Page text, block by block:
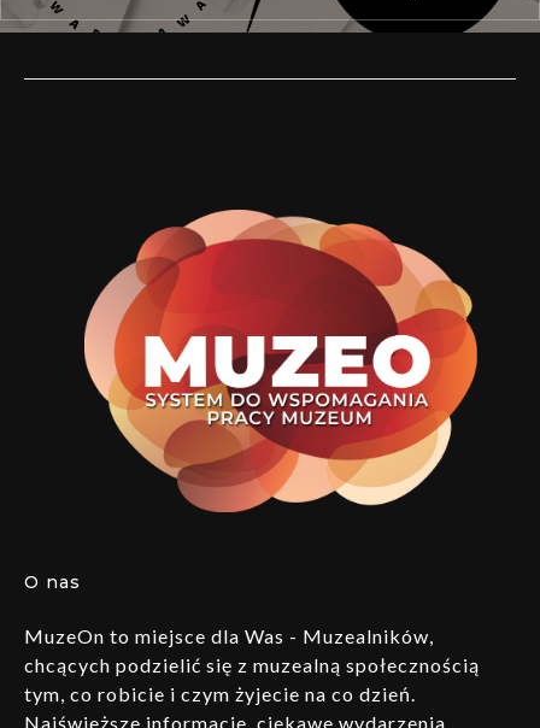
O nas
MuzeOn to miejsce dla Was - Muzealników,
chcących podzielić się z muzealną społecznością
tym, co robicie i czym żyjecie na co dzień.
Najświeższe informacje, ciekawe wydarzenia,